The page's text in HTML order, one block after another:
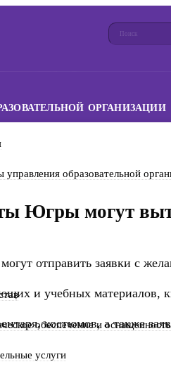
ОРГАНИЗАЦИИ
образовательной
обеспечение и
услуги
Югры могут
отправить заявки с
и учебных материалов,
костюмов, а также